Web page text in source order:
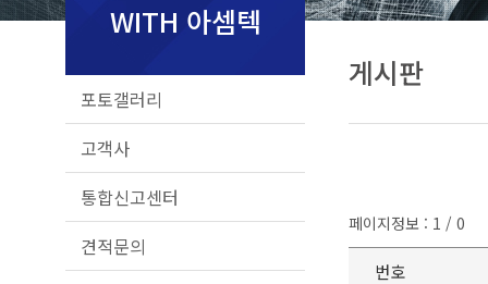
WITH 아셈텍
포토갤러리
고객사
통합신고센터
견적문의
게시판
페이지정보 : 1 / 0
번호